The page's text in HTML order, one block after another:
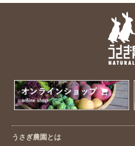
うさぎ農園とは